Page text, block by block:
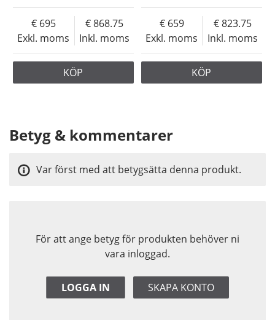
Exkl. moms
695
Inkl. moms
868.75
KÖP
Exkl. moms
659
Inkl. moms
823.75
KÖP
Betyg & kommentarer
För att ange betyg för produkten behöver ni
vara inloggad.
LOGGA IN SKAPA KONTO
Var först med att betygsätta denna produkt.